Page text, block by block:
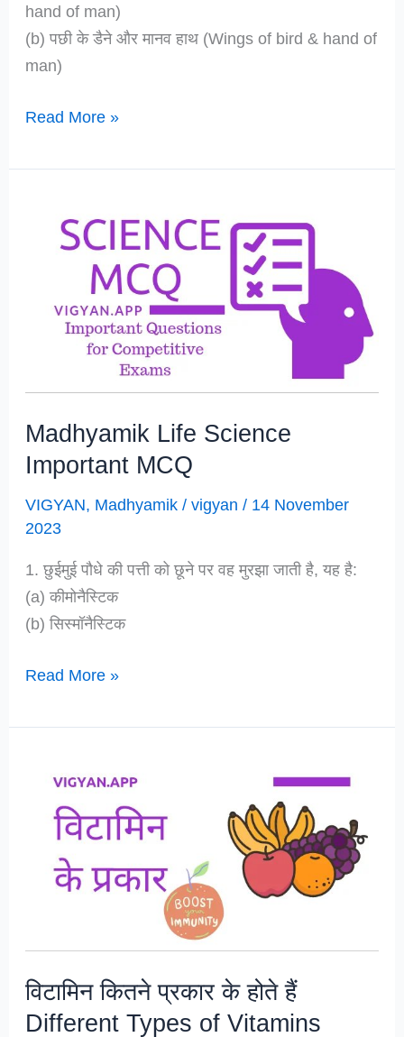
hand of man)
(b) पछी के डैने और मानव हाथ (Wings of bird & hand of
man)
Important
Questions
Madhyamik
Evolution
क्रमविकास
Read More »
Madhyamik Life Science
Important MCQ
VIGYAN, Madhyamik /vigyan/ 14 November
2023
1. छुईमुई पौधे की पत्ती को छूने पर वह मुरझा जाती है, यह है:
(a) कीमोनैस्टिक
(b) सिस्मॉनैस्टिक
Madhyamik
Science
MCQ
Read More »
विटामिन कितने प्रकार के होते हैं
Different Types of Vitamins